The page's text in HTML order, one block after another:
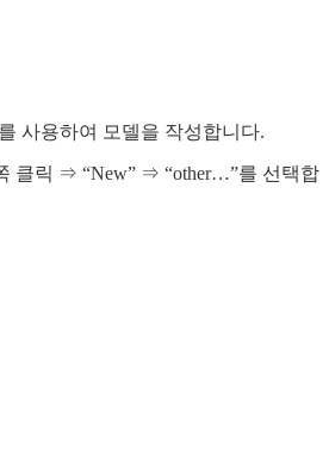
사용하여 모델을 작성합니다.
클릭 ⇒ “New” ⇒ “other…”를 선택합